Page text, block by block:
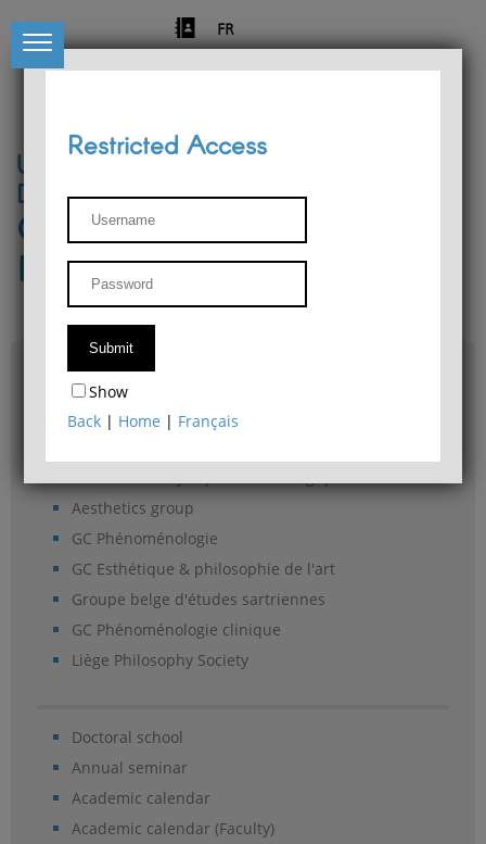
FR
University of Liège
Départment of Philosophy
Center for Phenomenological
Research
Access & maps
Philosophy Department Library
Aesthetics group
GC Phénoménologie
GC Esthétique & philosophie de l'art
Groupe belge d'études sartriennes
GC Phénoménologie clinique
Liège Philosophy Society
Doctoral school
Annual seminar
Academic calendar
Academic calendar (Faculty)
Restricted Access
Show
Back | Home | Français